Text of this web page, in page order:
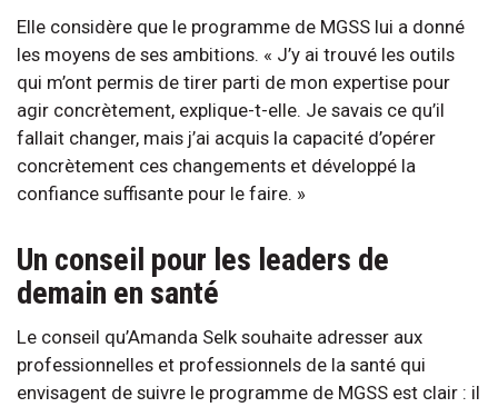
Elle considère que le programme de MGSS lui a donné
les moyens de ses ambitions. « J’y ai trouvé les outils
qui m’ont permis de tirer parti de mon expertise pour
agir concrètement, explique-t-elle. Je savais ce qu’il
fallait changer, mais j’ai acquis la capacité d’opérer
concrètement ces changements et développé la
confiance suffisante pour le faire. »
Un conseil pour les leaders de
demain en santé
Le conseil qu’Amanda Selk souhaite adresser aux
professionnelles et professionnels de la santé qui
envisagent de suivre le programme de MGSS est clair : il